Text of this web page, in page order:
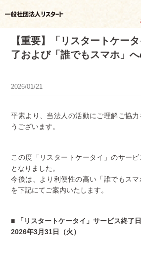
【重要】「リスタートケー
了および「誰でもスマホ」
2026/01/21
平素より、当法人の活動にご理解ご協
うございます。
この度「リスタートケータイ」のサー
となりました。
今後は、より利便性の高い「誰でもス
を下記にてご案内いたします。
■ 「リスタートケータイ」サービス終了日
2026年3月31日（火）